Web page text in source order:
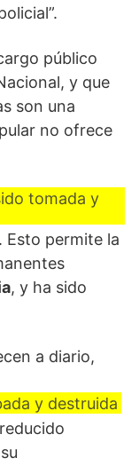
público
y que
son una
no ofrece
tomada y
Esto permite la
, y ha sido
a diario,
y destruida